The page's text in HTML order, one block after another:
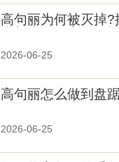
高句丽为何被灭掉?
2026-06-25
高句丽怎么做到盘
2026-06-25